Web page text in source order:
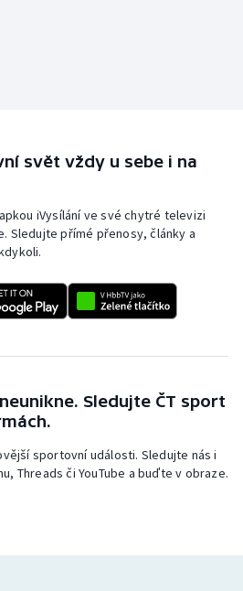
svět vždy u sebe i na
iVysílání ve své chytré televizi
Sledujte přímé přenosy, články a
Sledujte ČT sport
sportovní události. Sledujte nás i
Threads či YouTube a buďte v obraze.